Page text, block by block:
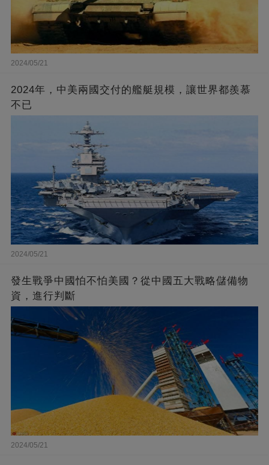
2024/05/21
2024年，中美兩國交付的艦艇規模，讓世界都羨慕
不已
2024/05/21
發生戰爭中國怕不怕美國？從中國五大戰略儲備物
資，進行判斷
2024/05/21